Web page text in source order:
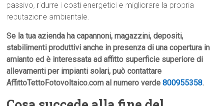
passivo, ridurre i costi energetici e migliorare la propria
reputazione ambientale.
Se la tua azienda ha capannoni, magazzini, depositi,
stabilimenti produttivi anche in presenza di una copertura in
amianto ed è interessata ad affitto superficie superiore di
allevamenti per impianti solari, può contattare
AffittoTettoFotovoltaico.com al numero verde800955358.